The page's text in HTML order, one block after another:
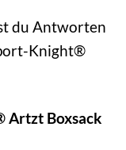
du Antworten
Knight®
Artzt Boxsack